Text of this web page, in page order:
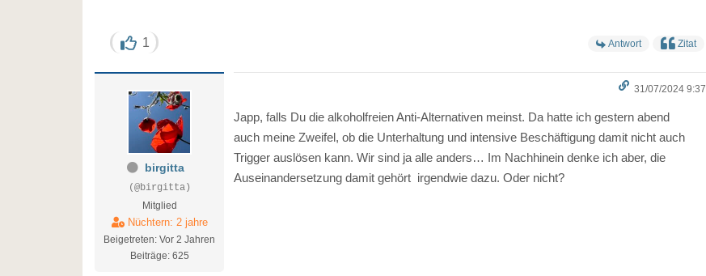
1 Antwort Zitat
birgitta
(@birgitta)
Mitglied
Nüchtern: 2 jahre
Beigetreten: Vor 2 Jahren
Beiträge: 625
31/07/2024 9:37
Japp, falls Du die alkoholfreien Anti-Alternativen meinst. Da hatte ich gestern abend
auch meine Zweifel, ob die Unterhaltung und intensive Beschäftigung damit nicht auch
Trigger auslösen kann. Wir sind ja alle anders… Im Nachhinein denke ich aber, die
Auseinandersetzung damit gehört irgendwie dazu. Oder nicht?